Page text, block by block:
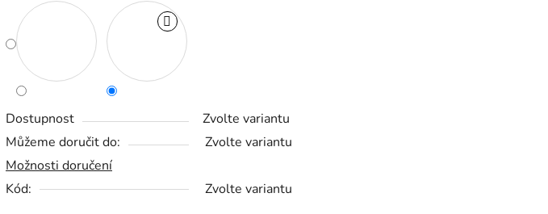
hvězdiček.
Dostupnost
Zvolte variantu
Můžeme doručit do:
Zvolte variantu
Možnosti doručení
Kód:
Zvolte variantu